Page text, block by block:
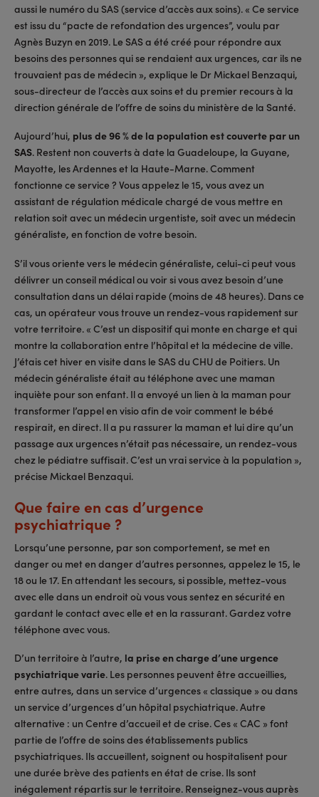
aussi le numéro du SAS (service d’accès aux soins). « Ce service
est issu du “pacte de refondation des urgences”, voulu par
Agnès Buzyn en 2019. Le SAS a été créé pour répondre aux
besoins des personnes qui se rendaient aux urgences, car ils ne
trouvaient pas de médecin », explique le Dr Mickael Benzaqui,
sous-directeur de l’accès aux soins et du premier recours à la
direction générale de l’offre de soins du ministère de la Santé.
Aujourd’hui, plus de 96 % de la population est couverte par un
SAS. Restent non couverts à date la Guadeloupe, la Guyane,
Mayotte, les Ardennes et la Haute-Marne. Comment
fonctionne ce service ? Vous appelez le 15, vous avez un
assistant de régulation médicale chargé de vous mettre en
relation soit avec un médecin urgentiste, soit avec un médecin
généraliste, en fonction de votre besoin.
S’il vous oriente vers le médecin généraliste, celui-ci peut vous
délivrer un conseil médical ou voir si vous avez besoin d’une
consultation dans un délai rapide (moins de 48 heures). Dans ce
cas, un opérateur vous trouve un rendez-vous rapidement sur
votre territoire. « C’est un dispositif qui monte en charge et qui
montre la collaboration entre l’hôpital et la médecine de ville.
J’étais cet hiver en visite dans le SAS du CHU de Poitiers. Un
médecin généraliste était au téléphone avec une maman
inquiète pour son enfant. Il a envoyé un lien à la maman pour
transformer l’appel en visio afin de voir comment le bébé
respirait, en direct. Il a pu rassurer la maman et lui dire qu’un
passage aux urgences n’était pas nécessaire, un rendez-vous
chez le pédiatre suffisait. C’est un vrai service à la population »,
précise Mickael Benzaqui.
Que faire en cas d’urgence
psychiatrique ?
Lorsqu’une personne, par son comportement, se met en
danger ou met en danger d’autres personnes, appelez le 15, le
18 ou le 17. En attendant les secours, si possible, mettez-vous
avec elle dans un endroit où vous vous sentez en sécurité en
gardant le contact avec elle et en la rassurant. Gardez votre
téléphone avec vous.
D’un territoire à l’autre, la prise en charge d’une urgence
psychiatrique varie. Les personnes peuvent être accueillies,
entre autres, dans un service d’urgences « classique » ou dans
un service d’urgences d’un hôpital psychiatrique. Autre
alternative : un Centre d’accueil et de crise. Ces « CAC » font
partie de l’offre de soins des établissements publics
psychiatriques. Ils accueillent, soignent ou hospitalisent pour
une durée brève des patients en état de crise. Ils sont
inégalement répartis sur le territoire. Renseignez-vous auprès